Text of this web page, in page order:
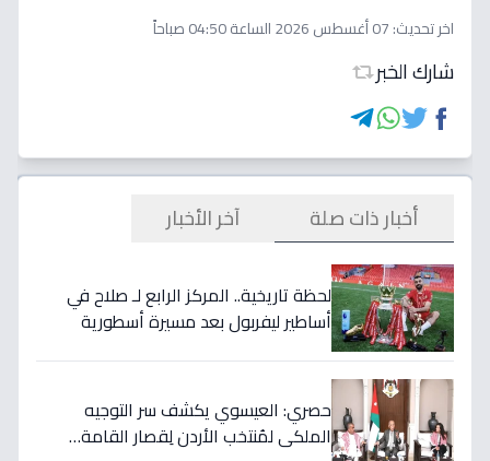
اخر تحديث:07 أغسطس 2026 الساعة 04:50 صباحاً
شارك الخبر
أخبار ذات صلة آخر الأخبار
لحظة تاريخية.. المركز الرابع لـ صلاح في
أساطير ليفربول بعد مسيرة أسطورية
حصري: العيسوي يكشف سر التوجيه
الملكي لمُنتخب الأردن لِقصار القامة…